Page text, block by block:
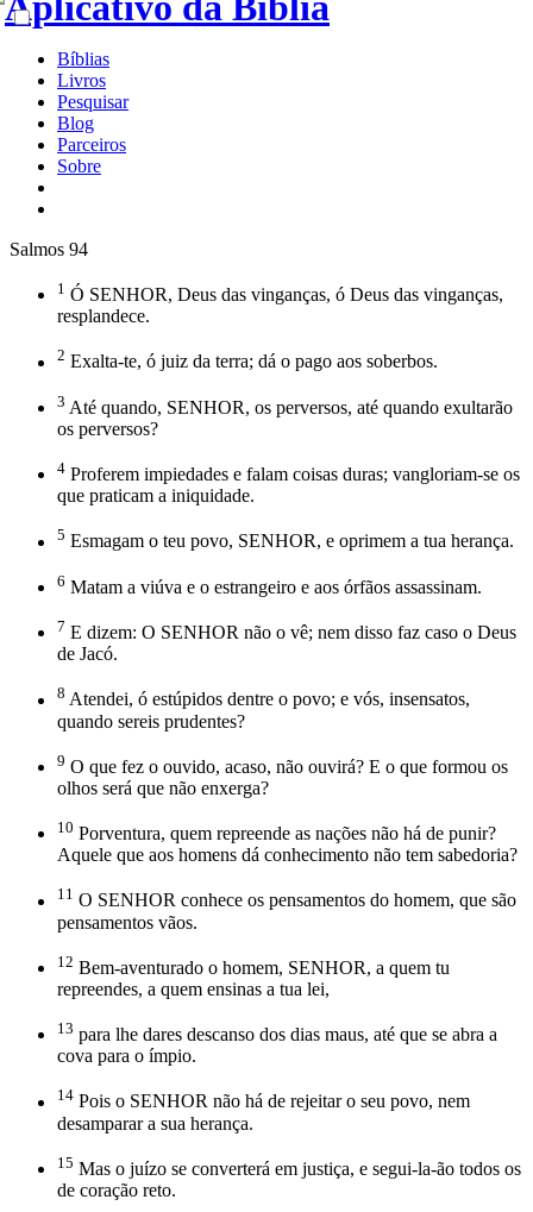
Bíblias
Livros
Pesquisar
Blog
Parceiros
Sobre
Salmos 94
1 Ó SENHOR, Deus das vinganças, ó Deus das vinganças,
resplandece.
2 Exalta-te, ó juiz da terra; dá o pago aos soberbos.
3 Até quando, SENHOR, os perversos, até quando exultarão
os perversos?
4 Proferem impiedades e falam coisas duras; vangloriam-se os
que praticam a iniquidade.
5 Esmagam o teu povo, SENHOR, e oprimem a tua herança.
6 Matam a viúva e o estrangeiro e aos órfãos assassinam.
7 E dizem: O SENHOR não o vê; nem disso faz caso o Deus
de Jacó.
8 Atendei, ó estúpidos dentre o povo; e vós, insensatos,
quando sereis prudentes?
9 O que fez o ouvido, acaso, não ouvirá? E o que formou os
olhos será que não enxerga?
10 Porventura, quem repreende as nações não há de punir?
Aquele que aos homens dá conhecimento não tem sabedoria?
11 O SENHOR conhece os pensamentos do homem, que são
pensamentos vãos.
12 Bem-aventurado o homem, SENHOR, a quem tu
repreendes, a quem ensinas a tua lei,
13 para lhe dares descanso dos dias maus, até que se abra a
cova para o ímpio.
14 Pois o SENHOR não há de rejeitar o seu povo, nem
desamparar a sua herança.
15 Mas o juízo se converterá em justiça, e segui-la-ão todos os
de coração reto.